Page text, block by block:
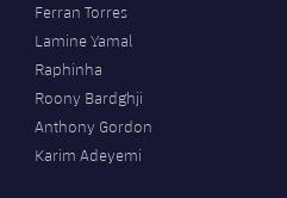
Ferran Torres
Lamine Yamal
Raphinha
Roony Bardghji
Anthony Gordon
Karim Adeyemi